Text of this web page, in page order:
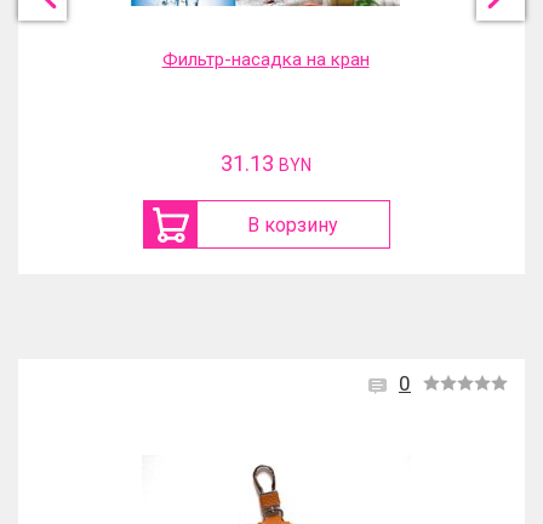
Фильтр-насадка на кран
31.13 BYN
В корзину
0